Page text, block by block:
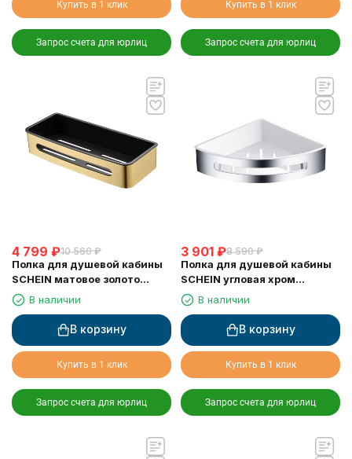
Купить в 1 клик
Запрос счета для юрлиц
Купить в 1 клик
Запрос счета для юрлиц
4 799 ₽10 560 ₽
Полка для душевой кабины
SCHEIN матовое золото
(9327BG)
В наличии
В корзину
Купить в 1 клик
Запрос счета для юрлиц
3 901 ₽8 590 ₽
Полка для душевой кабины
SCHEIN угловая хром
(9326CH)
В наличии
В корзину
Купить в 1 клик
Запрос счета для юрлиц